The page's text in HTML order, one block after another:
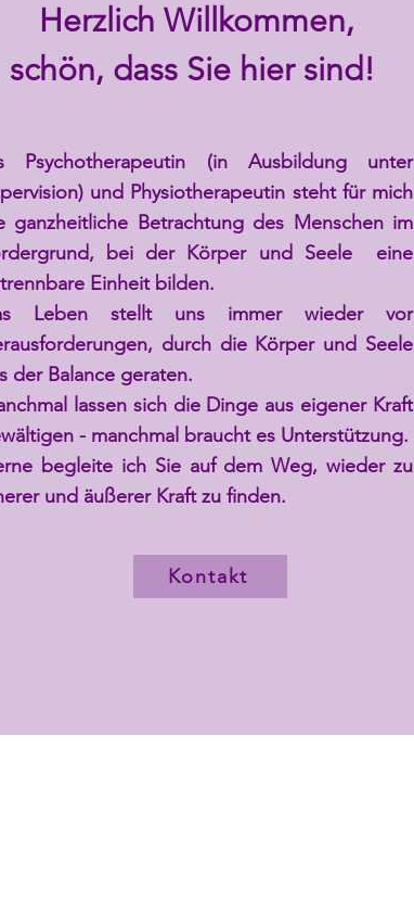
Herzlich Willkommen,
schön, dass Sie hier sind!
Psychotherapeutin (in Ausbildung unter
und Physiotherapeutin steht für mich
ganzheitliche Betrachtung des Menschen im
bei der Körper und Seele eine
Einheit bilden.
Leben stellt uns immer wieder vor
durch die Körper und Seele
der Balance geraten.
lassen sich die Dinge aus eigener Kraft
- manchmal braucht es Unterstützung.
begleite ich Sie auf dem Weg, wieder zu
und äußerer Kraft zu finden.
Kontakt